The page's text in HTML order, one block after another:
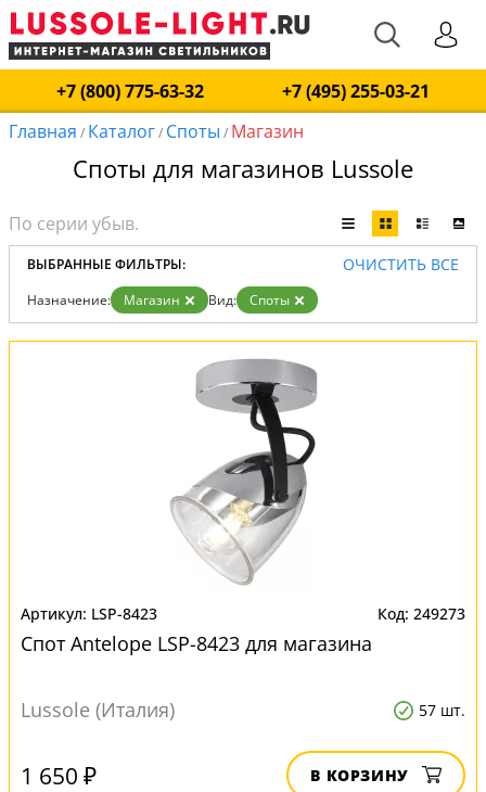
+7 (800) 775-63-32
+7 (495) 255-03-21
Главная / Каталог/ Споты / Магазин
Споты для магазинов Lussole
ВЫБРАННЫЕ ФИЛЬТРЫ: ОЧИСТИТЬ ВСЕ
Назначение: Магазин Вид: Споты
LSP-8423 249273
Спот Antelope LSP-8423 для магазина
Lussole (Италия) 57 шт.
1 650 ₽ В КОРЗИНУ